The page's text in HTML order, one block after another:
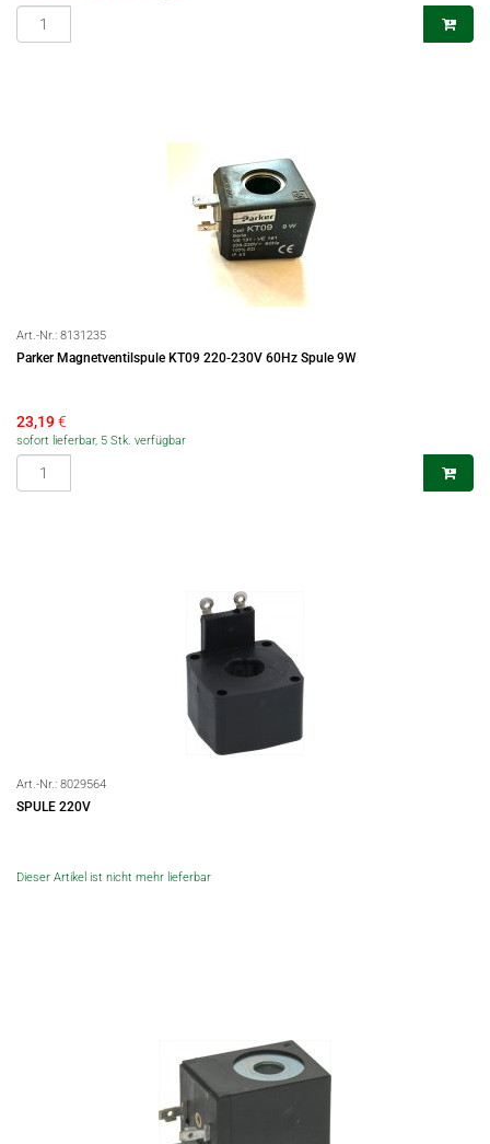
Art.-Nr.: 8131235
Parker Magnetventilspule KT09 220-230V 60Hz Spule 9W
23,19€
sofort lieferbar, 5 Stk. verfügbar
Art.-Nr.: 8029564
SPULE 220V
Dieser Artikel ist nicht mehr lieferbar